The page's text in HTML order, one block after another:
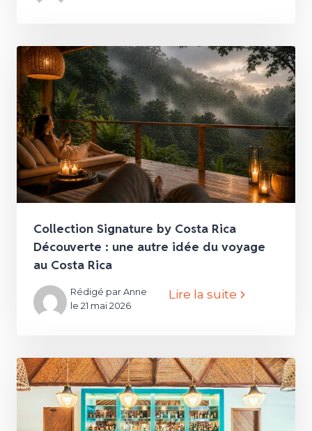
Collection Signature by Costa Rica
Découverte : une autre idée du voyage
au Costa Rica
Rédigé par Anne
le 21 mai 2026
Lire la suite